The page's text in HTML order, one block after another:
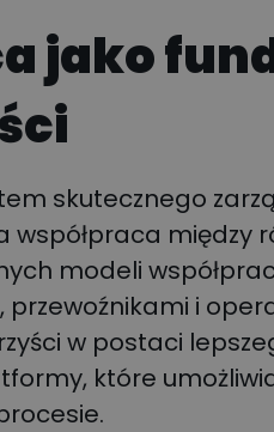
jako
skutecznego
współpraca między
modeli
przewoźnikami i
w postaci
które